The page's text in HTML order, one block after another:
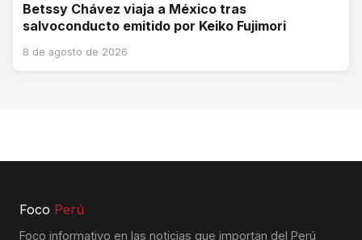
Betssy Chávez viaja a México tras
salvoconducto emitido por Keiko Fujimori
8 de agosto de 2026
Foco Perú
Foco informativo en las noticias que importan del Perú